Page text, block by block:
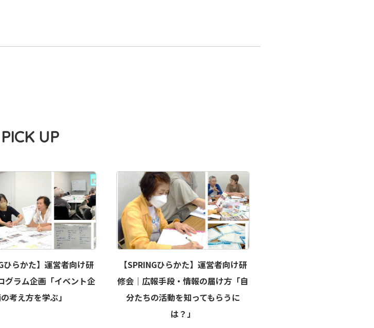
PICK UP
ひらかた】運営者向け研
グラム企画「イベント企
考え方を学ぶ」
【SPRINGひらかた】運営者向け研
修会｜広報手段・情報の届け方「自
分たちの活動を知ってもらうに
は？」